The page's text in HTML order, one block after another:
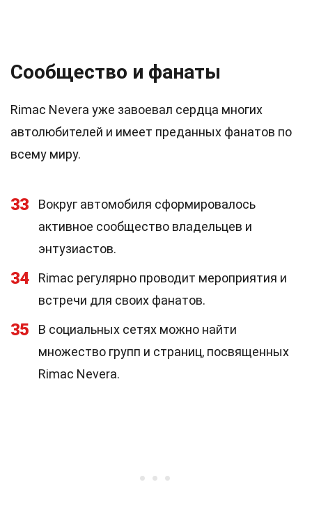
Сообщество и фанаты
Rimac Nevera уже завоевал сердца многих
автолюбителей и имеет преданных фанатов по
всему миру.
33
Вокруг автомобиля сформировалось
активное сообщество владельцев и
энтузиастов.
34
Rimac регулярно проводит мероприятия и
встречи для своих фанатов.
35
В социальных сетях можно найти
множество групп и страниц, посвященных
Rimac Nevera.